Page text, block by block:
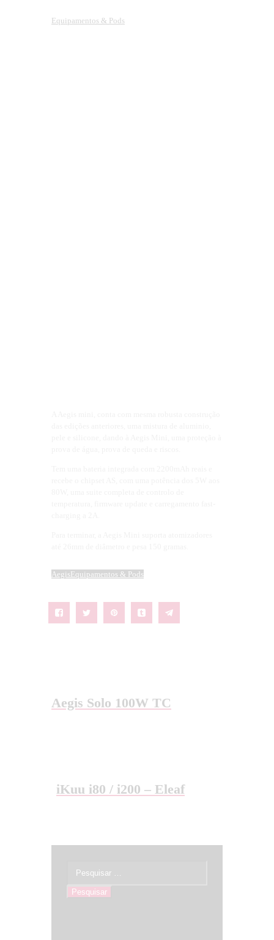
Equipamentos & Pods
AegisEquipamentos & Pods
Aegis Solo 100W TC
iKuu i80 / i200 – Eleaf